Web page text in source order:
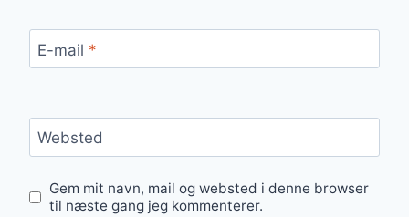
E-mail *
Websted
Gem mit navn, mail og websted i denne browser
til næste gang jeg kommenterer.